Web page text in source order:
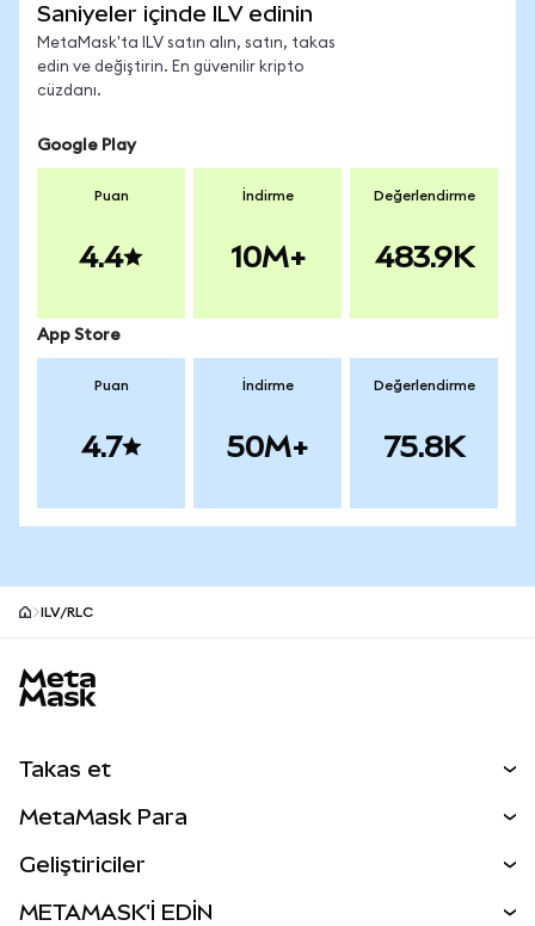
Saniyeler içinde ILV edinin
MetaMask'ta ILV satın alın, satın, takas
edin ve değiştirin. En güvenilir kripto
cüzdanı.
Google Play
Puan
4.4
İndirme
10M+
Değerlendirme
483.9K
App Store
Puan
4.7
İndirme
50M+
Değerlendirme
75.8K
ILV/RLC
Takas et
Perps
MetaMask Para
Geliştiriciler
METAMASK'İ EDİN